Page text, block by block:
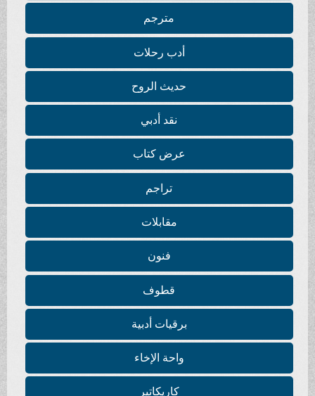
مترجم
أدب رحلات
حديث الروح
نقد أدبي
عرض كتاب
تراجم
مقابلات
فنون
قطوف
برقيات أدبية
واحة الإخاء
كاريكاتير